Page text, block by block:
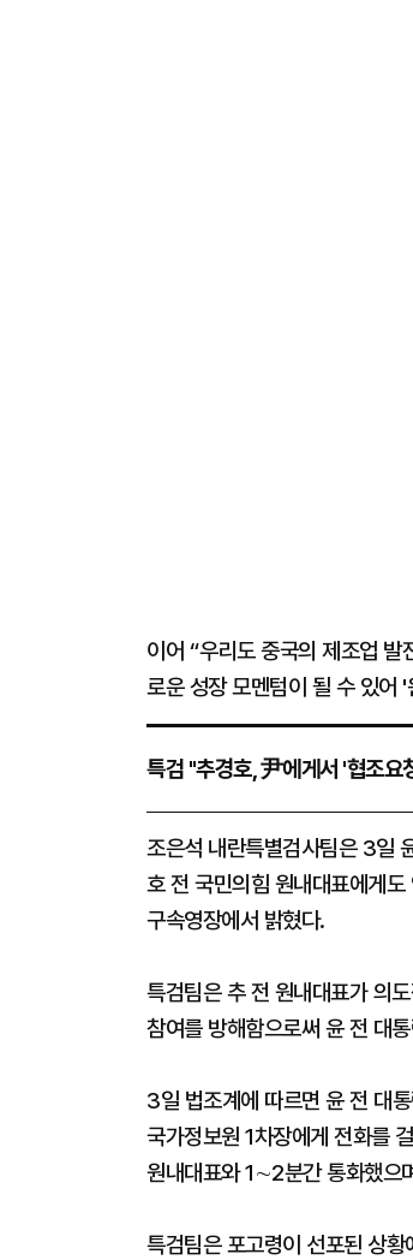
이어 “우리도 중국의 제조업
로운 성장 모멘텀이 될 수 있어
특검 "추경호, 尹에게서 '협조
조은석 내란특별검사팀은 3일
호 전 국민의힘 원내대표에게
구속영장에서 밝혔다.
특검팀은 추 전 원내대표가 의
참여를 방해함으로써 윤 전 대
3일 법조계에 따르면 윤 전 대
국가정보원 1차장에게 전화를
원내대표와 1∼2분간 통화했으
특검팀은 포고령이 선포된 상